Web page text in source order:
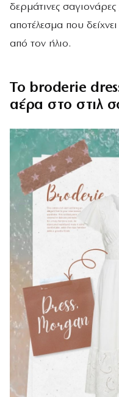
δερμάτινες σαγιονάρες
αποτέλεσμα που
από τον ήλιο.
Το broderie
αέρα στο στιλ